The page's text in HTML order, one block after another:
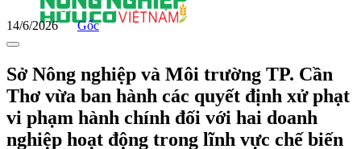
14/6/2026 Gốc
Sở Nông nghiệp và Môi trường TP. Cần
Thơ vừa ban hành các quyết định xử phạt
vi phạm hành chính đối với hai doanh
nghiệp hoạt động trong lĩnh vực chế biến